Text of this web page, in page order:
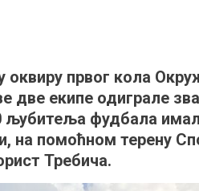
првог кола
две екипе одиграле
љубитеља фудбала
на помоћном терену
Требича.